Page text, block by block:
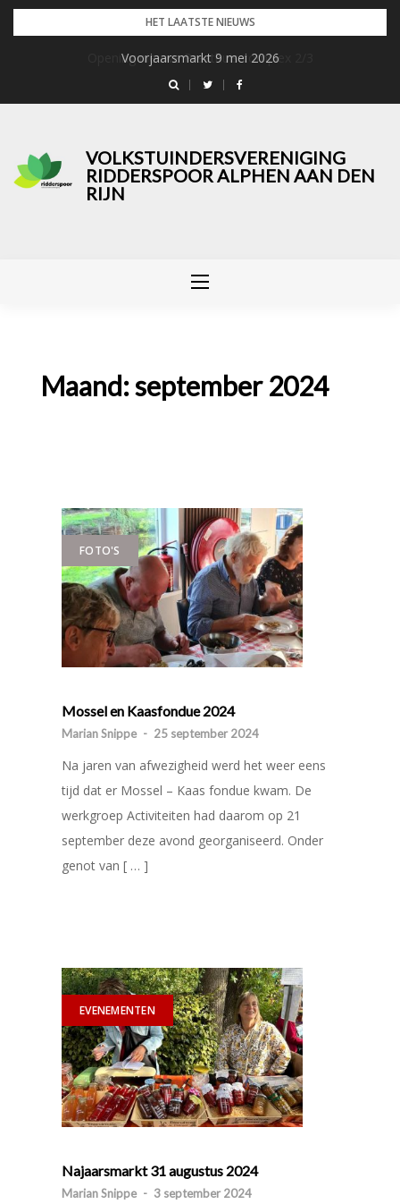
Skip
HET LAATSTE NIEUWS
Voorjaarsmarkt 9 mei 2026
VOLKSTUINDERSVERENIGING
RIDDERSPOOR ALPHEN AAN DEN
RIJN
Maand:september 2024
FOTO'S
Mossel en Kaasfondue 2024
Marian Snippe - 25 september 2024
Na jaren van afwezigheid werd het weer eens
tijd dat er Mossel – Kaas fondue kwam. De
werkgroep Activiteiten had daarom op 21
september deze avond georganiseerd. Onder
genot van [ … ]
EVENEMENTEN
Najaarsmarkt 31 augustus 2024
Marian Snippe - 3 september 2024